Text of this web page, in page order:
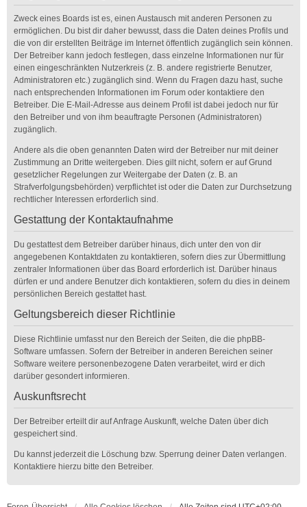
Zweck eines Boards ist es, einen Austausch mit anderen Personen zu
ermöglichen. Du bist dir daher bewusst, dass die Daten deines Profils und
die von dir erstellten Beiträge im Internet öffentlich zugänglich sein können.
Der Betreiber kann jedoch festlegen, dass einzelne Informationen nur für
einen eingeschränkten Nutzerkreis (z. B. andere registrierte Benutzer,
Administratoren etc.) zugänglich sind. Wenn du Fragen dazu hast, suche
nach entsprechenden Informationen im Forum oder kontaktiere den
Betreiber. Die E-Mail-Adresse aus deinem Profil ist dabei jedoch nur für
den Betreiber und von ihm beauftragte Personen (Administratoren)
zugänglich.
Andere als die oben genannten Daten wird der Betreiber nur mit deiner
Zustimmung an Dritte weitergeben. Dies gilt nicht, sofern er auf Grund
gesetzlicher Regelungen zur Weitergabe der Daten (z. B. an
Strafverfolgungsbehörden) verpflichtet ist oder die Daten zur Durchsetzung
rechtlicher Interessen erforderlich sind.
Gestattung der Kontaktaufnahme
Du gestattest dem Betreiber darüber hinaus, dich unter den von dir
angegebenen Kontaktdaten zu kontaktieren, sofern dies zur Übermittlung
zentraler Informationen über das Board erforderlich ist. Darüber hinaus
dürfen er und andere Benutzer dich kontaktieren, sofern du dies in deinem
persönlichen Bereich gestattet hast.
Geltungsbereich dieser Richtlinie
Diese Richtlinie umfasst nur den Bereich der Seiten, die die phpBB-
Software umfassen. Sofern der Betreiber in anderen Bereichen seiner
Software weitere personenbezogene Daten verarbeitet, wird er dich
darüber gesondert informieren.
Auskunftsrecht
Der Betreiber erteilt dir auf Anfrage Auskunft, welche Daten über dich
gespeichert sind.
Du kannst jederzeit die Löschung bzw. Sperrung deiner Daten verlangen.
Kontaktiere hierzu bitte den Betreiber.